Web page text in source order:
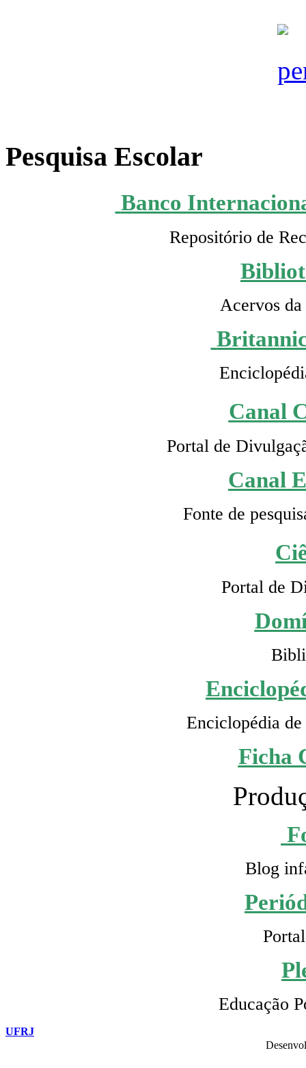
Pesquisa Escolar
Banco
Repositório de
Acervos
Canal
Portal de
Canal
Fonte de
Portal de
Enciclopédia
Ficha
Blog
Educação
UFRJ